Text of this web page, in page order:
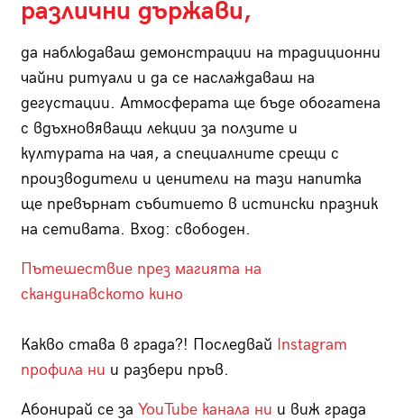
различни държави,
да наблюдаваш демонстрации на традиционни
чайни ритуали и да се наслаждаваш на
дегустации. Атмосферата ще бъде обогатена
с вдъхновяващи лекции за ползите и
културата на чая, а специалните срещи с
производители и ценители на тази напитка
ще превърнат събитието в истински празник
на сетивата. Вход: свободен.
Пътешествие през магията на
скандинавското кино
Какво става в града?! Последвай Instagram
профила ни и разбери пръв.
Абонирай се за YouTube канала ни и виж града